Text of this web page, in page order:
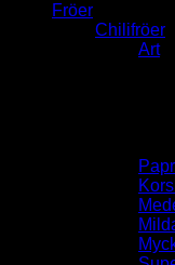
Fröer
Chilifröer
Art